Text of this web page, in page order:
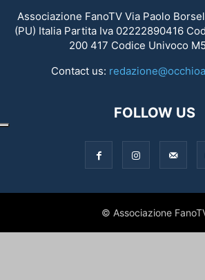
Associazione FanoTV Via Paolo
(PU) Italia Partita Iva 02222890416
200 417 Codice Univoco
Contact us:
FOLLOW US
© Associazione